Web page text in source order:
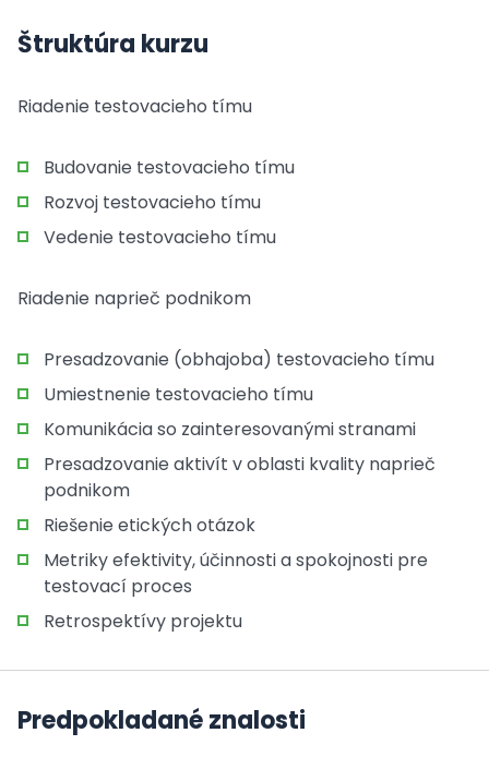
Štruktúra kurzu
Riadenie testovacieho tímu
Budovanie testovacieho tímu
Rozvoj testovacieho tímu
Vedenie testovacieho tímu
Riadenie naprieč podnikom
Presadzovanie (obhajoba) testovacieho tímu
Umiestnenie testovacieho tímu
Komunikácia so zainteresovanými stranami
Presadzovanie aktivít v oblasti kvality naprieč
podnikom
Riešenie etických otázok
Metriky efektivity, účinnosti a spokojnosti pre
testovací proces
Retrospektívy projektu
Predpokladané znalosti